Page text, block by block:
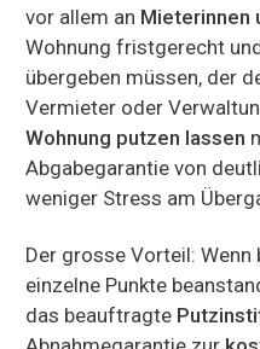
vor allem an Mieterinnen
Wohnung fristgerecht
übergeben müssen, der
Vermieter oder
Wohnung putzen lassen
Abgabegarantie von
weniger Stress am
Der grosse Vorteil: Wenn
einzelne Punkte
das beauftragte